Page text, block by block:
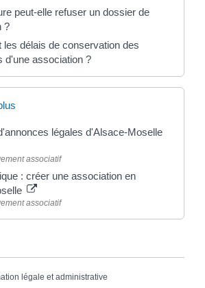
peut-elle refuser un dossier de
?
les délais de conservation des
d'une association ?
légales d'Alsace-Moselle
associatif
: créer une association en
associatif
légale et administrative